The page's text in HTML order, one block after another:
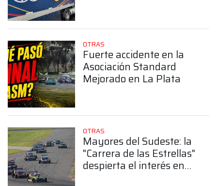
OTRAS
Fuerte accidente en la
Asociación Standard
Mejorado en La Plata
OTRAS
Mayores del Sudeste: la
"Carrera de las Estrellas"
despierta el interés en